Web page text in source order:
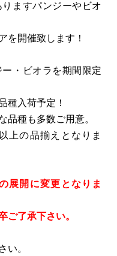
ますパンジーやビオ
を開催致します！
・ビオラを期間限定
種入荷予定！
種も多数ご用意。
上の品揃えとなりま
展開に変更となりま
ご了承下さい。
。